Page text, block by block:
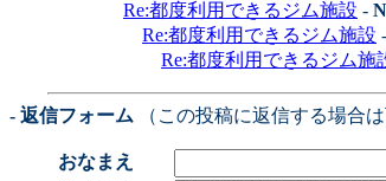
Re:都度利用できるジム施設 -
Re:都度利用できるジム施設 -
Re:都度利用できるジム施
- 返信フォーム （この投稿に返信する場合
おなまえ